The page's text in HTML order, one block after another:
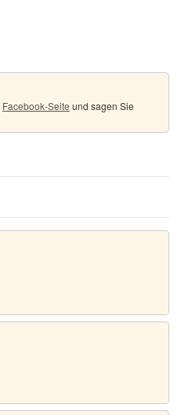
Facebook-Seite und sagen Sie